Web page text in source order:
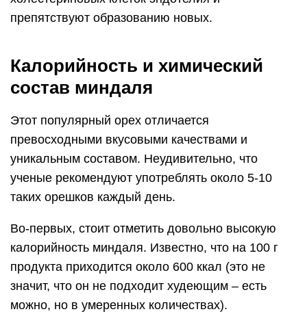
препятствуют образованию новых.
Калорийность и химический
состав миндаля
Этот популярный орех отличается
превосходными вкусовыми качествами и
уникальным составом. Неудивительно, что
ученые рекомендуют употреблять около 5-10
таких орешков каждый день.
Во-первых, стоит отметить довольно высокую
калорийность миндаля. Известно, что на 100 г
продукта приходится около 600 ккал (это не
значит, что он не подходит худеющим – есть
можно, но в умеренных количествах).